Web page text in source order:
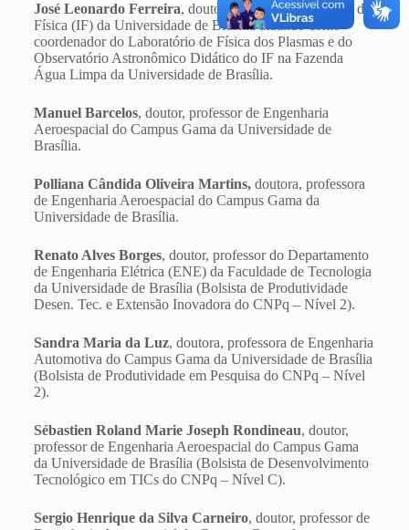
José Leonardo Ferreira, doutor, professor do Instituto de
Física (IF) da Universidade de Brasília atuando como
coordenador do Laboratório de Física dos Plasmas e do
Observatório Astronômico Didático do IF na Fazenda
Água Limpa da Universidade de Brasília.
Manuel Barcelos, doutor, professor de Engenharia
Aeroespacial do Campus Gama da Universidade de
Brasília.
Polliana Cândida Oliveira Martins, doutora, professora
de Engenharia Aeroespacial do Campus Gama da
Universidade de Brasília.
Renato Alves Borges, doutor, professor do Departamento
de Engenharia Elétrica (ENE) da Faculdade de Tecnologia
da Universidade de Brasília (Bolsista de Produtividade
Desen. Tec. e Extensão Inovadora do CNPq – Nível 2).
Sandra Maria da Luz, doutora, professora de Engenharia
Automotiva do Campus Gama da Universidade de Brasília
(Bolsista de Produtividade em Pesquisa do CNPq – Nível
2).
Sébastien Roland Marie Joseph Rondineau, doutor,
professor de Engenharia Aeroespacial do Campus Gama
da Universidade de Brasília (Bolsista de Desenvolvimento
Tecnológico em TICs do CNPq – Nível C).
Sergio Henrique da Silva Carneiro, doutor, professor de